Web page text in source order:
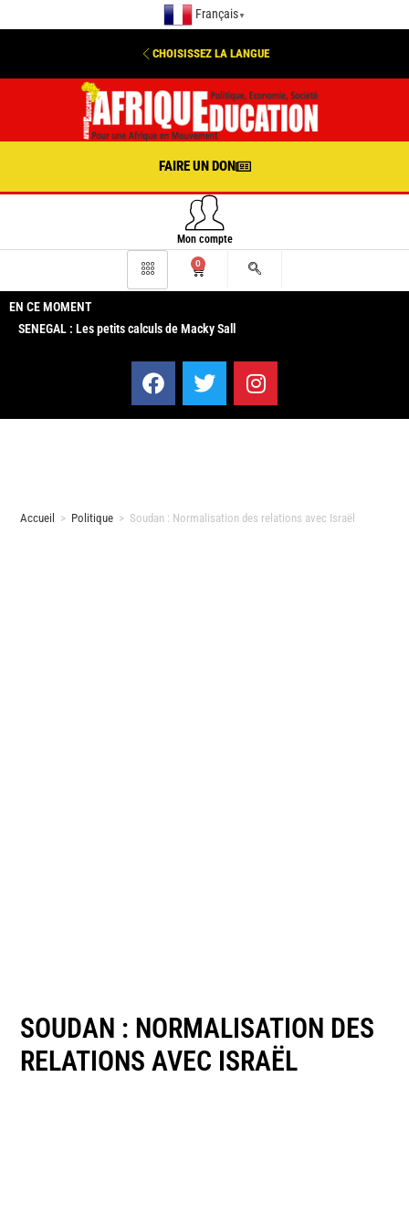
Français ▼
CHOISISSEZ LA LANGUE
FAIRE UN DON
Mon compte
0
EN CE MOMENT
SENEGAL : Les petits calculs de Macky Sall
Accueil > Politique > Soudan : Normalisation des relations avec Israël
SOUDAN : NORMALISATION DES
RELATIONS AVEC ISRAËL